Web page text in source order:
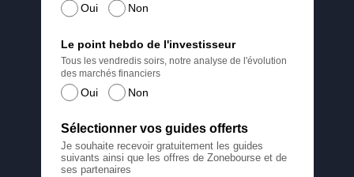
Oui Non
Oui Non
Le point hebdo de l'investisseur
Tous les vendredis soirs, notre analyse de l'évolution
des marchés financiers
Sélectionner vos guides offerts
Je souhaite recevoir gratuitement les guides
suivants ainsi que les offres de Zonebourse et de
ses partenaires